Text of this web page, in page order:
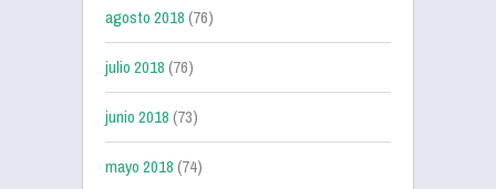
agosto 2018(76)
julio 2018(76)
junio 2018(73)
mayo 2018(74)